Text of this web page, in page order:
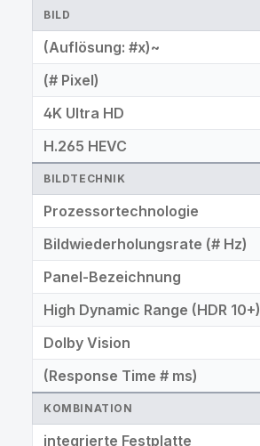
BILD
(Auflösung: #x)~
(# Pixel)
4K Ultra HD
H.265 HEVC
BILDTECHNIK
Prozessortechnologie
Bildwiederholungsrate (# Hz)
Panel-Bezeichnung
High Dynamic Range (HDR 10+)
Dolby Vision
(Response Time # ms)
KOMBINATION
integrierte Festplatte